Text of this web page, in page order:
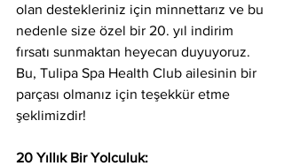
olan destekleriniz için minnettarız ve bu
nedenle size özel bir 20. yıl indirim
fırsatı sunmaktan heyecan duyuyoruz.
Bu, Tulipa Spa Health Club ailesinin bir
parçası olmanız için teşekkür etme
şeklimizdir!
20 Yıllık Bir Yolculuk: